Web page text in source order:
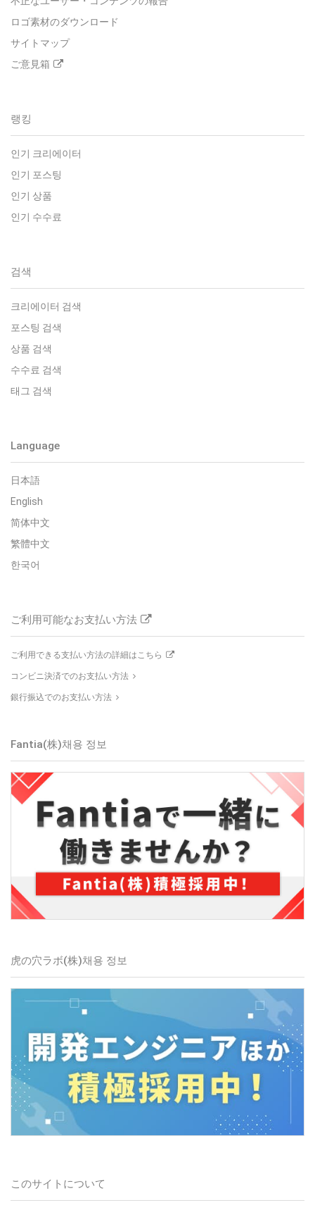
ロゴ素材のダウンロード
サイトマップ
ご意見箱
랭킹
인기 크리에이터
인기 포스팅
인기 상품
인기 수수료
검색
크리에이터 검색
포스팅 검색
상품 검색
수수료 검색
태그 검색
Language
日本語
English
简体中文
繁體中文
한국어
ご利用可能なお支払い方法
ご利用できる支払い方法の詳細はこちら
コンビニ決済でのお支払い方法
銀行振込でのお支払い方法
Fantia(株)채용 정보
虎の穴ラボ(株)채용 정보
このサイトについて